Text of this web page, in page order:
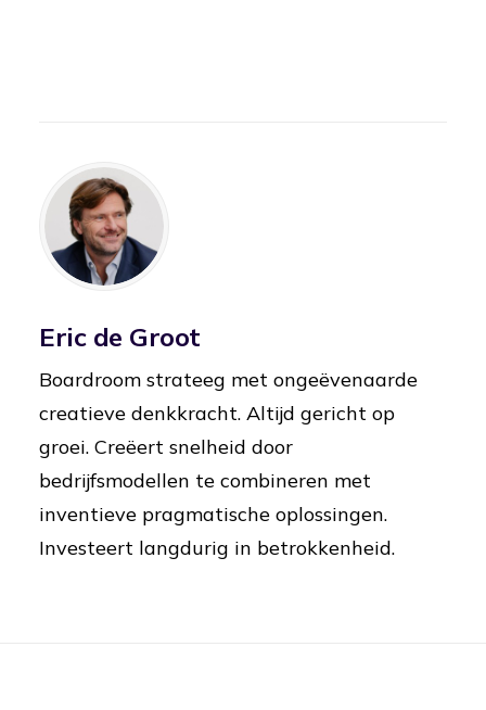
Eric de Groot
Boardroom strateeg met ongeëvenaarde
creatieve denkkracht. Altijd gericht op
groei. Creëert snelheid door
bedrijfsmodellen te combineren met
inventieve pragmatische oplossingen.
Investeert langdurig in betrokkenheid.